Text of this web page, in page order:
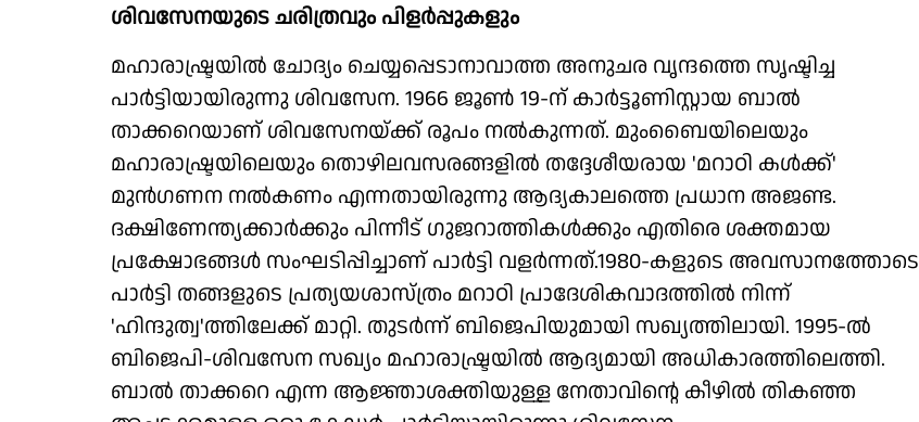
ശിവസേനയുടെ ചരിത്രവും പിളര്‍പ്പുകളും
മഹാരാഷ്ട്രയില്‍ ചോദ്യം ചെയ്യപ്പെടാനാവാത്ത അനുചര വൃന്ദത്തെ സൃഷ്ടിച്ച
പാര്‍ട്ടിയായിരുന്നു ശിവസേന. 1966 ജൂണ്‍ 19-ന് കാര്‍ട്ടൂണിസ്റ്റായ ബാല്‍
താക്കറെയാണ് ശിവസേനയ്ക്ക് രൂപം നല്‍കുന്നത്. മുംബൈയിലെയും
മഹാരാഷ്ട്രയിലെയും തൊഴിലവസരങ്ങളില്‍ തദ്ദേശീയരായ 'മറാഠി കള്‍ക്ക്'
മുന്‍ഗണന നല്‍കണം എന്നതായിരുന്നു ആദ്യകാലത്തെ പ്രധാന അജണ്ട.
ദക്ഷിണേന്ത്യക്കാര്‍ക്കും പിന്നീട് ഗുജറാത്തികള്‍ക്കും എതിരെ ശക്തമായ
പ്രക്ഷോഭങ്ങള്‍ സംഘടിപ്പിച്ചാണ് പാര്‍ട്ടി വളര്‍ന്നത്.1980-കളുടെ അവസാനത്തോടെ
പാര്‍ട്ടി തങ്ങളുടെ പ്രത്യയശാസ്ത്രം മറാഠി പ്രാദേശികവാദത്തില്‍ നിന്ന്
'ഹിന്ദുത്വ'ത്തിലേക്ക് മാറ്റി. തുടര്‍ന്ന് ബിജെപിയുമായി സഖ്യത്തിലായി. 1995-ല്‍
ബിജെപി-ശിവസേന സഖ്യം മഹാരാഷ്ട്രയില്‍ ആദ്യമായി അധികാരത്തിലെത്തി.
ബാല്‍ താക്കറെ എന്ന ആജ്ഞാശക്തിയുള്ള നേതാവിന്റെ കീഴില്‍ തികഞ്ഞ